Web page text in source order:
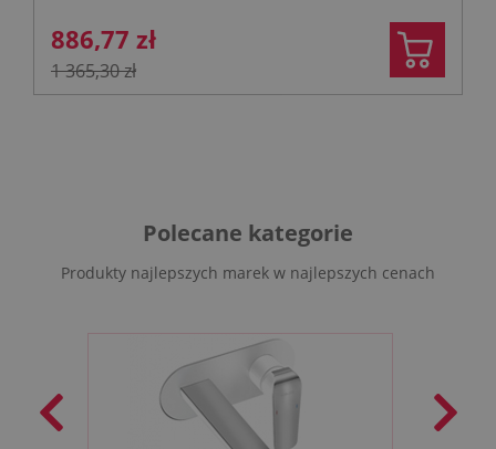
886,77 zł
1 365,30 zł
Polecane kategorie
Produkty najlepszych marek w najlepszych cenach